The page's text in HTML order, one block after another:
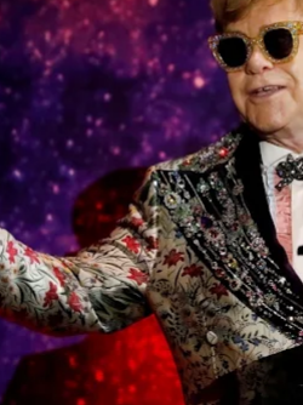
con “Mayhem Requiem”:
de su era musical
lanzan “Omerta”: el álbum
con Victoria Kühne? El
que “no le gusta estar solo”
en México antes de